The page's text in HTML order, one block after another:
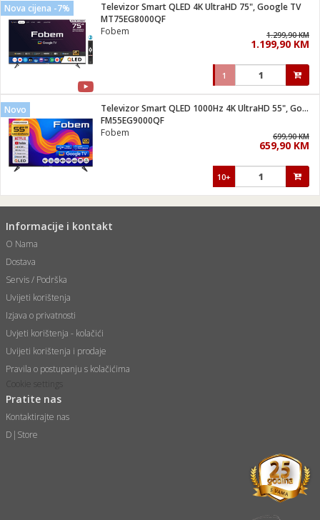
Nova cijena -7%
Televizor Smart QLED 4K UltraHD 75", Google TV
MT75EG8000QF
Fobem
1.299,90 KM
1.199,90 KM
1
Novo
Televizor Smart QLED 1000Hz 4K UltraHD 55", Google TV
FM55EG9000QF
Fobem
699,90 KM
659,90 KM
10+
Informacije i kontakt
O Nama
Dostava
Servis / Podrška
Uvijeti korištenja
Izjava o privatnosti
Uvjeti korištenja - kolačići
Uvijeti korištenja i prodaje
Pravila o postupanju s kolačićima
Cookie settings
Pratite nas
Kontaktirajte nas
D|Store